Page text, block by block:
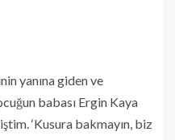
yanına giden ve
babası Ergin Kaya
‘Kusura bakmayın, biz